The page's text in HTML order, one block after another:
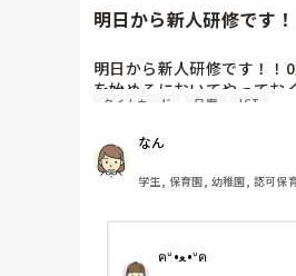
明日から新人研修です
明日から新人研修です！！
を始めるにおいてやってお
タイムカード 日案 ICT
なん
学生, 保育園, 幼稚園, 認可保
ฅᐡ•ﻌ•ᐡฅ